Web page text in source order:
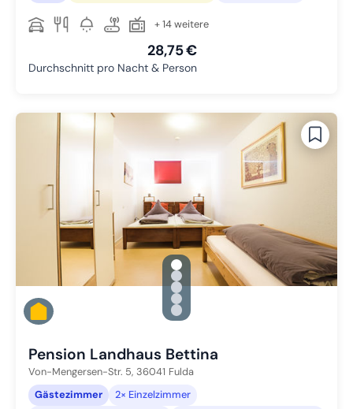
+ 14 weitere
28,75 €
Durchschnitt pro Nacht & Person
gallery.slide_selector
Zu Slide 1 wechseln
Zu Slide 2 wechseln
Zu Slide 3 wechseln
Zu Slide 4 wechseln
Zu Slide 5 wechseln
Pension Landhaus Bettina
Von-Mengersen-Str. 5, 36041 Fulda
Gästezimmer
2× Einzelzimmer